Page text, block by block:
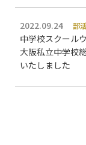
2022.09.24 部
中学校スクール
大阪私立中学校
いたしました